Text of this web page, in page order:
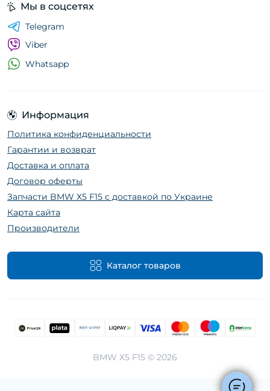
Информация
Политика конфиденциальности
Гарантии и возврат
Доставка и оплата
Договор оферты
Запчасти BMW X5 F15 с доставкой по Украине
Карта сайта
Производители
Каталог товаров
Мы в соцсетях
Telegram
Viber
Whatsapp
BMW X5 F15 © 2026